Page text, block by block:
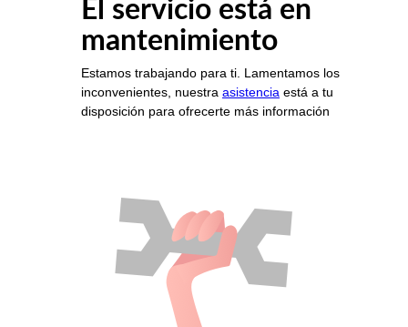
El servicio está en
mantenimiento
Estamos trabajando para ti. Lamentamos los
inconvenientes, nuestra asistencia está a tu
disposición para ofrecerte más información